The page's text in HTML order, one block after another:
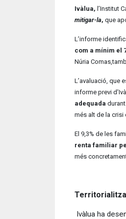
Ivàlua, l’Institut
mitigar-la, que
L’informe
com a mínim el
Núria
L’avaluació, que
informe previ
adequada
més alt de la crisi
El 9,3% de les
renta familiar
més
Ivàlua ha